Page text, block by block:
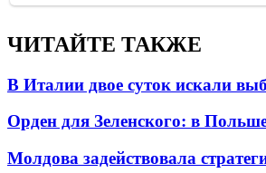
ЧИТАЙТЕ ТАКЖЕ
В Италии двое суток искали
Орден для Зеленского: в
Молдова задействовала